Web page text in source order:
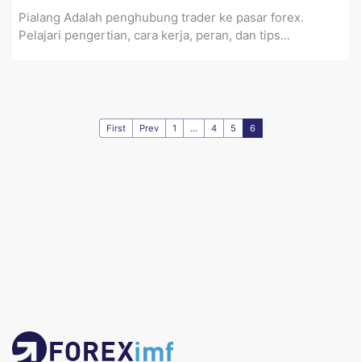
Pialang Adalah penghubung trader ke pasar forex.
Pelajari pengertian, cara kerja, peran, dan tips...
First Prev 1 ... 4 5 6